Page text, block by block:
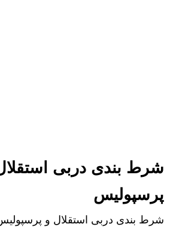
شرط بندی دربی
پرسپولیس
شرط بندی دربی استقلال و